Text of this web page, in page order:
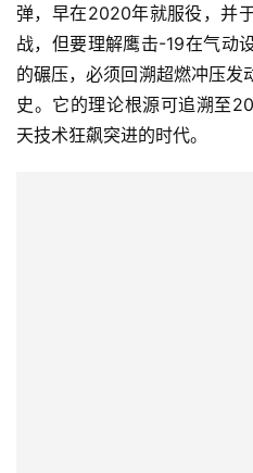
弹，早在2020年就服役，并
战，但要理解鹰击-19在气动
的碾压，必须回溯超燃冲压发
史。它的理论根源可追溯至
天技术狂飙突进的时代。